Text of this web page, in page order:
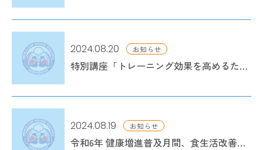
2024.08.20 お知らせ
特別講座「トレーニング効果を高めるために」
2024.08.19 お知らせ
令和6年 健康増進普及月間、食生活改善普及運動